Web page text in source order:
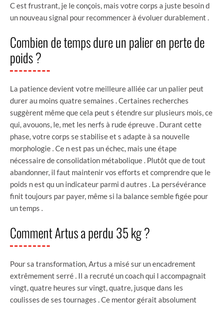
C est frustrant, je le conçois, mais votre corps a juste besoin d
un nouveau signal pour recommencer à évoluer durablement .
Combien de temps dure un palier en perte de
poids ?
La patience devient votre meilleure alliée car un palier peut
durer au moins quatre semaines . Certaines recherches
suggèrent même que cela peut s étendre sur plusieurs mois, ce
qui, avouons, le, met les nerfs à rude épreuve . Durant cette
phase, votre corps se stabilise et s adapte à sa nouvelle
morphologie . Ce n est pas un échec, mais une étape
nécessaire de consolidation métabolique . Plutôt que de tout
abandonner, il faut maintenir vos efforts et comprendre que le
poids n est qu un indicateur parmi d autres . La persévérance
finit toujours par payer, même si la balance semble figée pour
un temps .
Comment Artus a perdu 35 kg ?
Pour sa transformation, Artus a misé sur un encadrement
extrêmement serré . Il a recruté un coach qui l accompagnait
vingt, quatre heures sur vingt, quatre, jusque dans les
coulisses de ses tournages . Ce mentor gérait absolument